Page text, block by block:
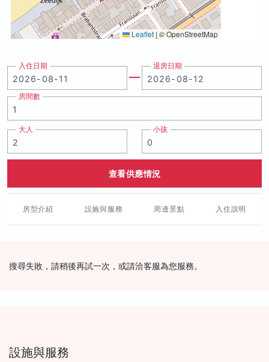
Leaflet |© OpenStreetMap
入住日期 退房日期
房間數
大人 小孩
查看供應情況
房型介紹 設施與服務 周邊景點 入住說明
搜尋失敗，請稍後再試一次，或請洽客服為您服務。
設施與服務